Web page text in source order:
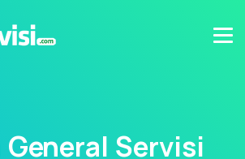
General Servisi